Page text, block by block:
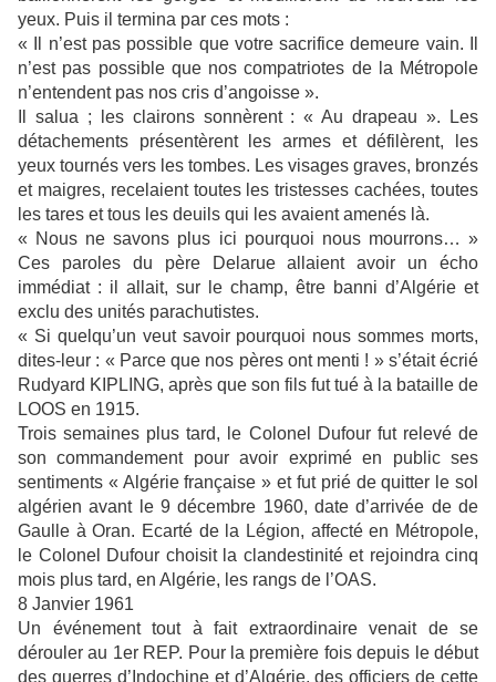
yeux. Puis il termina par ces mots :
« Il n’est pas possible que votre sacrifice demeure vain. Il
n’est pas possible que nos compatriotes de la Métropole
n’entendent pas nos cris d’angoisse ».
Il salua ; les clairons sonnèrent : « Au drapeau ». Les
détachements présentèrent les armes et défilèrent, les
yeux tournés vers les tombes. Les visages graves, bronzés
et maigres, recelaient toutes les tristesses cachées, toutes
les tares et tous les deuils qui les avaient amenés là.
« Nous ne savons plus ici pourquoi nous mourrons… »
Ces paroles du père Delarue allaient avoir un écho
immédiat : il allait, sur le champ, être banni d’Algérie et
exclu des unités parachutistes.
« Si quelqu’un veut savoir pourquoi nous sommes morts,
dites-leur : « Parce que nos pères ont menti ! » s’était écrié
Rudyard KIPLING, après que son fils fut tué à la bataille de
LOOS en 1915.
Trois semaines plus tard, le Colonel Dufour fut relevé de
son commandement pour avoir exprimé en public ses
sentiments « Algérie française » et fut prié de quitter le sol
algérien avant le 9 décembre 1960, date d’arrivée de de
Gaulle à Oran. Ecarté de la Légion, affecté en Métropole,
le Colonel Dufour choisit la clandestinité et rejoindra cinq
mois plus tard, en Algérie, les rangs de l’OAS.
8 Janvier 1961
Un événement tout à fait extraordinaire venait de se
dérouler au 1er REP. Pour la première fois depuis le début
des guerres d’Indochine et d’Algérie, des officiers de cette